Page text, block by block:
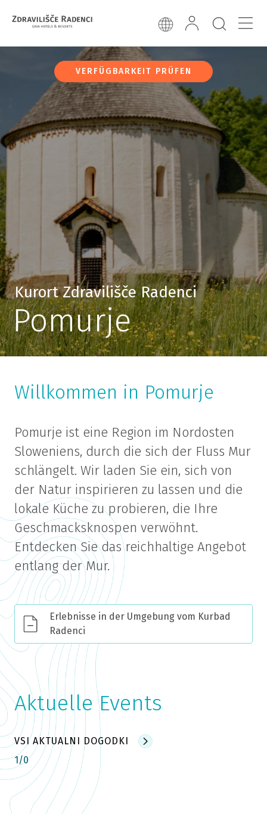
VERFÜGBARKEIT PRÜFEN
Kurort Zdravilišče Radenci
Pomurje
Willkommen in Pomurje
Pomurje ist eine Region im Nordosten
Sloweniens, durch die sich der Fluss Mur
schlängelt. Wir laden Sie ein, sich von
der Natur inspirieren zu lassen und die
lokale Küche zu probieren, die Ihre
Geschmacksknospen verwöhnt.
Entdecken Sie das reichhaltige Angebot
entlang der Mur.
Erlebnisse in der Umgebung vom Kurbad
Radenci
Aktuelle Events
VSI AKTUALNI DOGODKI
1/0